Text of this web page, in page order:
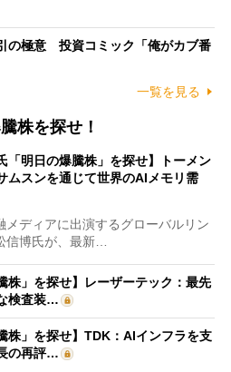
の極意 投資コミック「俺がカブ番
一覧を見る
株を探せ！
「明日の爆騰株」を探せ】トーメン
ムスンを通じて世界のAIメモリ需
ディアに出演するグローバルリン
信博氏が、最新…
株」を探せ】レーザーテック：最先
検査装…
株」を探せ】TDK：AIインフラを支
の再評…